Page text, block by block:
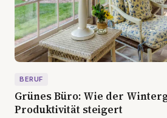
BERUF
Grünes Büro: Wie der
Produktivität steigert